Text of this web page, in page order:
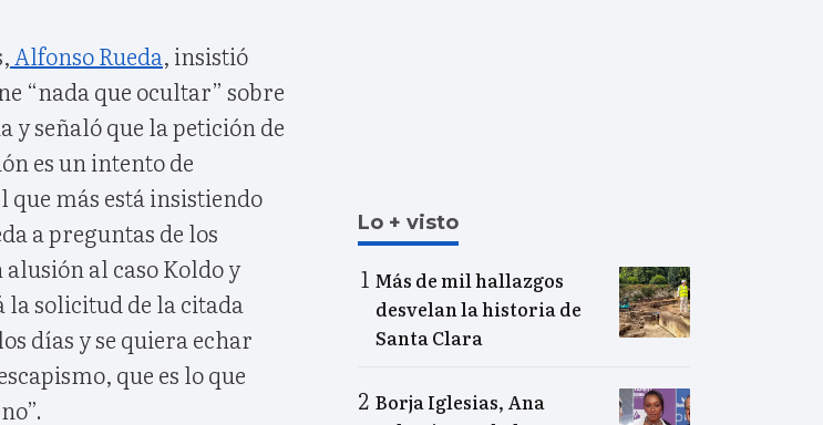
Alfonso Rueda, insistió
“nada que ocultar” sobre
señaló que la petición de
es un intento de
que más está insistiendo
a preguntas de los
al caso Koldo y
la solicitud de la citada
días y se quiera echar
que es lo que
Lo + visto
Más de mil hallazgos
desvelan la historia de
Santa Clara
Borja Iglesias, Ana